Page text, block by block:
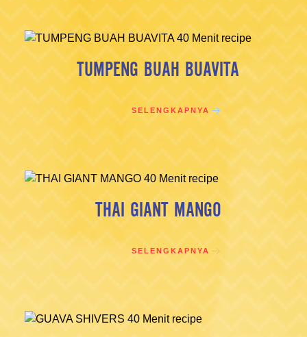
TUMPENG BUAH BUAVITA
SELENGKAPNYA
THAI GIANT MANGO
SELENGKAPNYA